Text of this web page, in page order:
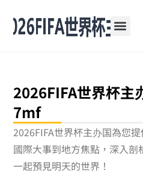
2026FIFA世界杯主
7mf
2026FIFA世界杯主办国為您
國際大事到地方焦點，深入剖
一起預見明天的世界！